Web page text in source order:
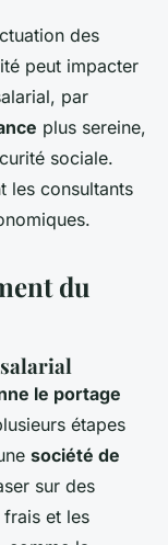
des
peut impacter
par
plus sereine,
sociale.
les consultants
du
le portage
étapes
société de
sur des
et les